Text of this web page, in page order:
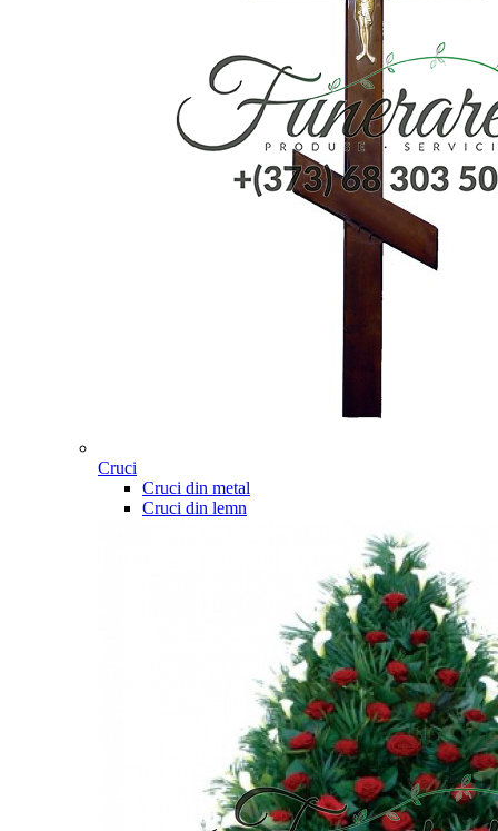
Cruci
Cruci din metal
Cruci din lemn